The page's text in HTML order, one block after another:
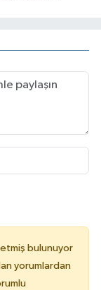
bulunuyor
yorumlardan